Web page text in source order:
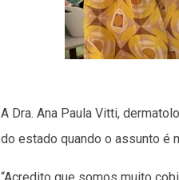
A Dra. Ana Paula Vitti,
do estado quando o assunto é